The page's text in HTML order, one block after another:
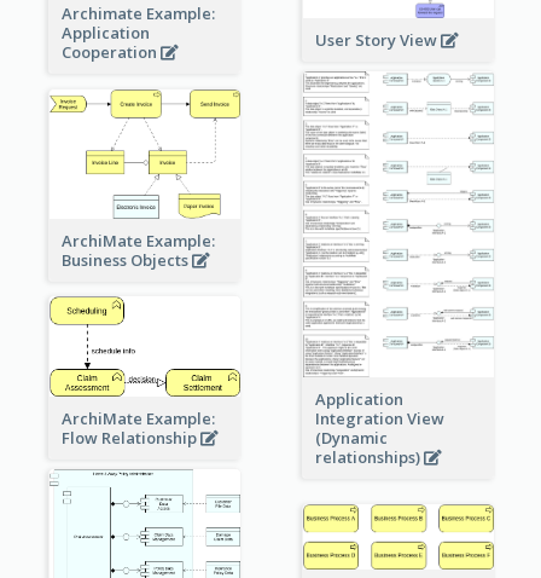
Archimate Example:
Application
Cooperation
User Story View
Application
Integration View
(Dynamic
relationships)
ArchiMate Example:
Business Objects
ArchiMate Example:
Flow Relationship